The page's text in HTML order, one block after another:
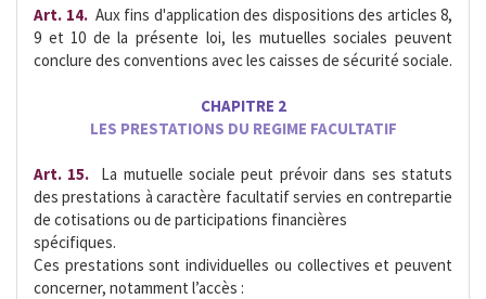
Art. 14.  Aux fins d'application des dispositions des articles 8,
9 et 10 de la présente loi, les mutuelles sociales peuvent
conclure des conventions avec les caisses de sécurité sociale.
CHAPITRE 2
LES PRESTATIONS DU REGIME FACULTATIF
Art. 15. 
La mutuelle sociale peut prévoir dans ses statuts
des prestations à caractère facultatif servies en contrepartie
de cotisations ou de participations financières
spécifiques.
Ces prestations sont individuelles ou collectives et peuvent
concerner, notamment l’accès :